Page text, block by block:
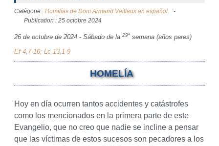
Catégorie : Homilías de Dom Armand Veilleux en español.
Publication : 25 octobre 2024
26 de octubre de 2024 - Sábado de la 29ªsemana (años pares)
Ef 4,7-16; Lc 13,1-9
HOMELÍA
Hoy en día ocurren tantos accidentes y catástrofes
como los mencionados en la primera parte de este
Evangelio, que no creo que nadie se incline a pensar
que las víctimas de estos sucesos son pecadores a los